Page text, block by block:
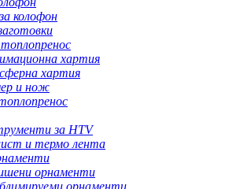
колофон
хартия
хартия
и нож
за HTV
и термо лента
орнаменти
орнаменти